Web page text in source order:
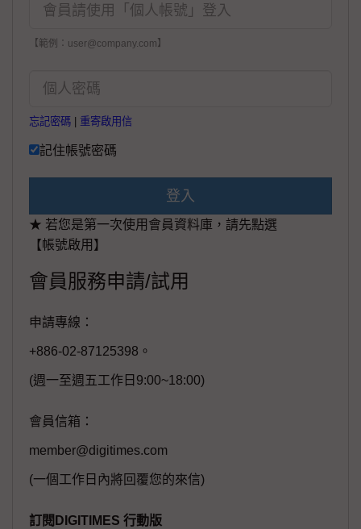
【範例：user@company.com】
忘記密碼 重寄啟用信
記住帳號密碼
登入
★ 若您是第一次使用會員資料庫，請先點選
【帳號啟用】
會員服務申請/試用
申請專線：
+886-02-87125398。
(週一至週五工作日9:00~18:00)
會員信箱：
member@digitimes.com
(一個工作日內將回覆您的來信)
訂閱DIGITIMES 行動版